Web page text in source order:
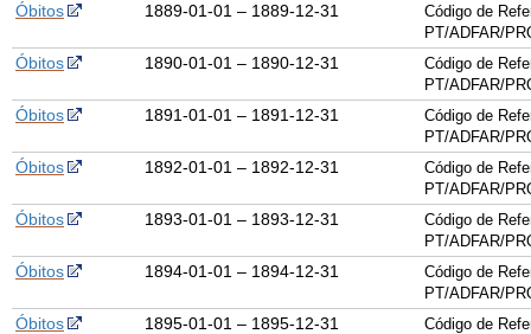
Óbitos 1889-01-01 – 1889-12-31
Código de
PT/ADFAR/
Óbitos 1890-01-01 – 1890-12-31
Código de
PT/ADFAR/
Óbitos 1891-01-01 – 1891-12-31
Código de
PT/ADFAR/
Óbitos 1892-01-01 – 1892-12-31
Código de
PT/ADFAR/
Óbitos 1893-01-01 – 1893-12-31
Código de
PT/ADFAR/
Óbitos 1894-01-01 – 1894-12-31
Código de
PT/ADFAR/
Óbitos 1895-01-01 – 1895-12-31
Código de